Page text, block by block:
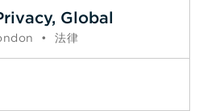
Global
• 法律